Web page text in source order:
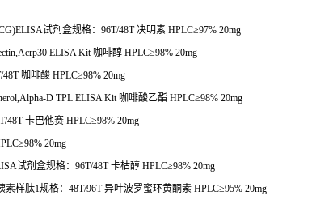
试剂盒规格： 96T/48T决明素 HPLC≥97% 20mg
ELISA Kit 咖啡醇 HPLC≥98% 20mg
48T 咖啡酸 HPLC≥98% 20mg
D TPL ELISA Kit 咖啡酸乙酯 HPLC≥98% 20mg
48T卡巴他赛 HPLC≥98% 20mg
≥98% 20mg
试剂盒规格： 96T/48T卡枯醇 HPLC≥98% 20mg
素样肽1规格： 48T/96T异叶波罗蜜环黄酮素 HPLC≥95% 20mg